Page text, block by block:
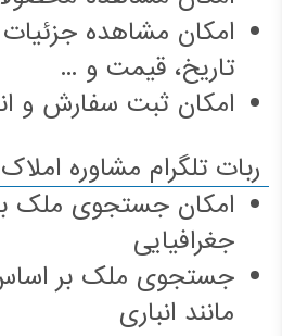
امکان مشاهده
تاریخ، قیمت و ...
امکان ثبت سفارش و
ربات تلگرام مشاوره املاک
امکان جستجوی ملک
جغرافیایی
جستجوی ملک بر
مانند انباری